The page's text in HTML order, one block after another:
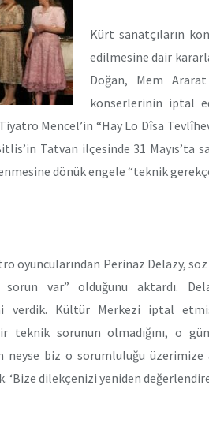
Kürt sanatçıların
edilmesine dair
Doğan, Mem
konserlerinin iptal
Mencel’in “Hay Lo Dîsa
Tatvan ilçesinde 31 Mayıs’ta
dönük engele “teknik
oyuncularından Perinaz Delazy,
var” olduğunu aktardı.
verdik. Kültür Merkezi iptal
teknik sorunun olmadığını, o gün
biz o sorumluluğu üzerimize
‘Bize dilekçenizi yeniden